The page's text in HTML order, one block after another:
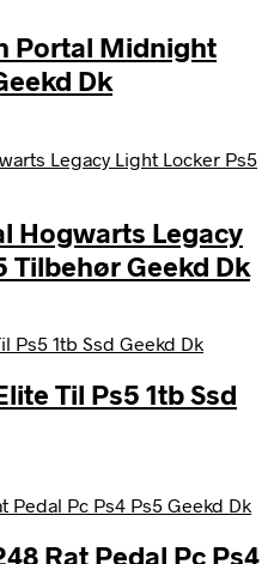
Portal Midnight
Dk
Hogwarts Legacy
Tilbehør Geekd Dk
Til Ps5 1tb Ssd
Rat Pedal Pc Ps4